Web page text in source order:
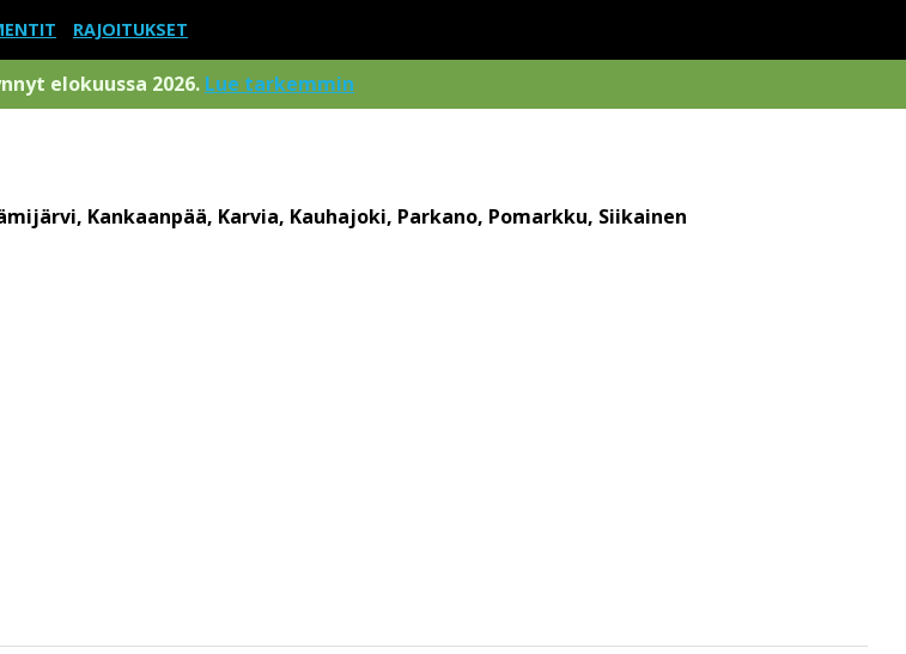
RAJOITUKSET
elokuussa 2026. Lue tarkemmin
Kankaanpää, Karvia, Kauhajoki, Parkano, Pomarkku, Siikainen